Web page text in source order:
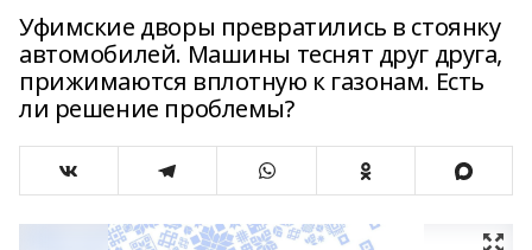
Уфимские дворы превратились в стоянку
автомобилей. Машины теснят друг друга,
прижимаются вплотную к газонам. Есть
ли решение проблемы?